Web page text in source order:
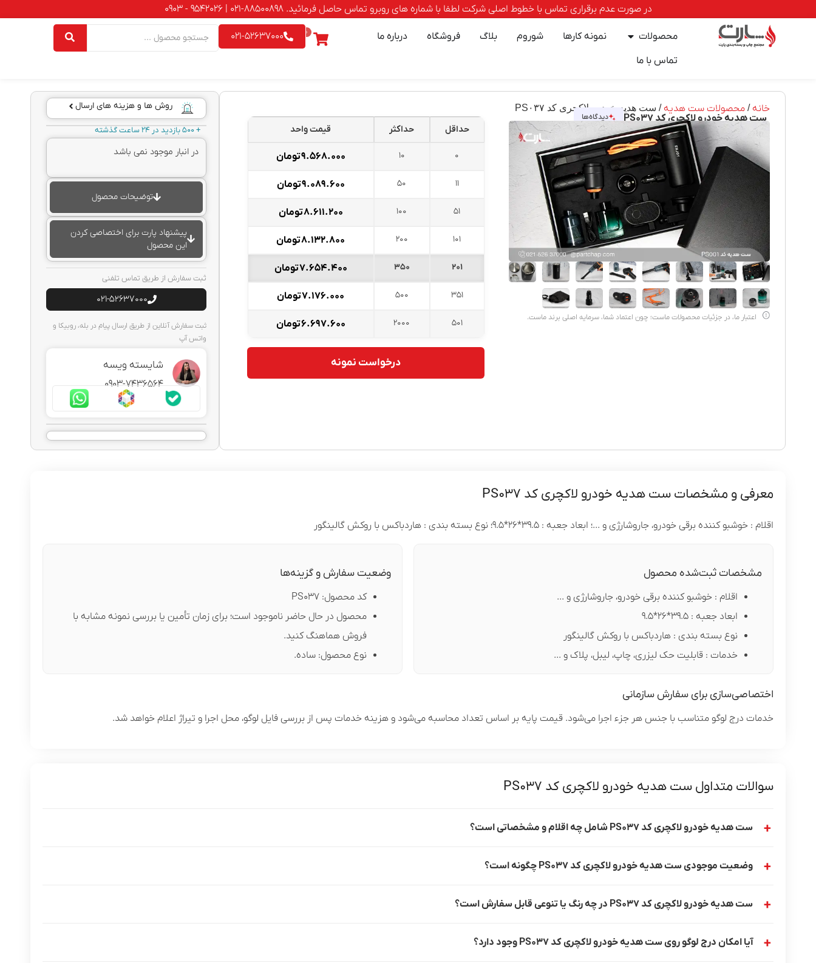
در صورت عدم برقراری تماس با خطوط اصلی شرکت لطفا با شماره های روبرو تماس حاصل فرمائید. 88500898-021 | 9542026 - 0903
محصولات نمونه کارها شوروم بلاگ فروشگاه
درباره ما
تماس با ما
0
021-52637000
خانه/ محصولات ست هدیه/ ست هدیه خودرو لاکچری کد PS۰۳۷
ست هدیه خودرو لاکچری کد PS۰۳۷ دیدگاه‌ها
اعتبار ما، در جزئیات محصولات ماست؛ چون اعتماد شما، سرمایه اصلی برند ماست.
حداقل حداکثر قیمت واحد
0
10 ۹.۵۶۸.۰۰۰تومان
11
50 ۹.۰۸۹.۶۰۰تومان
51
100 ۸.۶۱۱.۲۰۰تومان
101
200 ۸.۱۳۲.۸۰۰تومان
201
350 ۷.۶۵۴.۴۰۰تومان
351
500 ۷.۱۷۶.۰۰۰تومان
501
2000 ۶.۶۹۷.۶۰۰تومان
درخواست نمونه
روش ها و هزینه های ارسال
+ 500 بازدید در 24 ساعت گذشته
در انبار موجود نمی باشد
توضیحات محصول
پیشنهاد پارت برای اختصاصی کردن
این محصول
ثبت سفارش از طریق تماس تلفنی
021-52637000
ثبت سفارش آنلاین از طریق ارسال پیام در بله، روبیکا و
واتس آپ
شایسته ویسه
0903-7436564
معرفی و مشخصات ست هدیه خودرو لاکچری کد PS037
اقلام : خوشبو کننده برقی خودرو، جاروشارژی و ...؛ ابعاد جعبه : 39.5*26*9.5؛ نوع بسته بندی : هاردباکس با روکش گالینگور
مشخصات ثبت‌شده محصول
اقلام : خوشبو کننده برقی خودرو، جاروشارژی و ...
ابعاد جعبه : 39.5*26*9.5
نوع بسته بندی : هاردباکس با روکش گالینگور
خدمات : قابلیت حک لیزری، چاپ، لیبل، پلاک و ...
وضعیت سفارش و گزینه‌ها
کد محصول: PS037
محصول در حال حاضر ناموجود است؛ برای زمان تأمین یا بررسی نمونه مشابه با
فروش هماهنگ کنید.
نوع محصول: ساده.
اختصاصی‌سازی برای سفارش سازمانی
خدمات درج لوگو متناسب با جنس هر جزء اجرا می‌شود. قیمت پایه بر اساس تعداد محاسبه می‌شود و هزینه خدمات پس از بررسی فایل لوگو، محل اجرا و تیراژ اعلام خواهد شد.
سوالات متداول ست هدیه خودرو لاکچری کد PS037
ست هدیه خودرو لاکچری کد PS037 شامل چه اقلام و مشخصاتی است؟
وضعیت موجودی ست هدیه خودرو لاکچری کد PS037 چگونه است؟
ست هدیه خودرو لاکچری کد PS037 در چه رنگ یا تنوعی قابل سفارش است؟
آیا امکان درج لوگو روی ست هدیه خودرو لاکچری کد PS037 وجود دارد؟